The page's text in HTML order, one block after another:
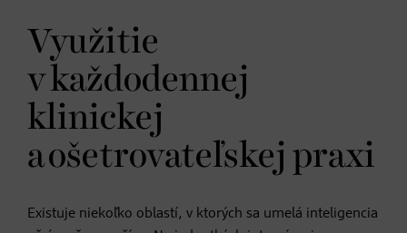
Využitie
v každodennej
klinickej
a ošetrovateľskej praxi
Existuje niekoľko oblastí, v ktorých sa umelá inteligencia